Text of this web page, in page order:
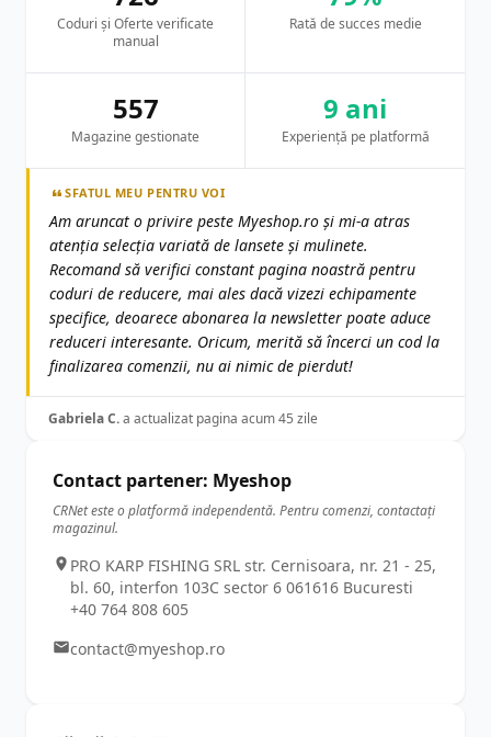
Coduri și Oferte verificate
manual
Rată de succes medie
557
Magazine gestionate
9 ani
Experiență pe platformă
SFATUL MEU PENTRU VOI
Am aruncat o privire peste Myeshop.ro și mi-a atras
atenția selecția variată de lansete și mulinete.
Recomand să verifici constant pagina noastră pentru
coduri de reducere, mai ales dacă vizezi echipamente
specifice, deoarece abonarea la newsletter poate aduce
reduceri interesante. Oricum, merită să încerci un cod la
finalizarea comenzii, nu ai nimic de pierdut!
Gabriela C.a actualizat pagina acum 45 zile
Contact partener: Myeshop
CRNet este o platformă independentă. Pentru comenzi, contactați
magazinul.
PRO KARP FISHING SRL str. Cernisoara, nr. 21 - 25,
bl. 60, interfon 103C sector 6 061616 Bucuresti
+40 764 808 605
contact@myeshop.ro